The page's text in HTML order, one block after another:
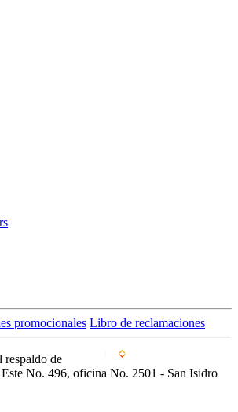
promocionales Libro de reclamaciones
de
No. 496, oficina No. 2501 - San Isidro